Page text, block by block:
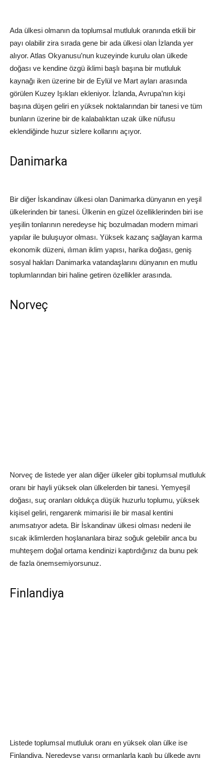
Ada ülkesi olmanın da toplumsal mutluluk oranında etkili bir
payı olabilir zira sırada gene bir ada ülkesi olan İzlanda yer
alıyor. Atlas Okyanusu’nun kuzeyinde kurulu olan ülkede
doğası ve kendine özgü iklimi başlı başına bir mutluluk
kaynağı iken üzerine bir de Eylül ve Mart ayları arasında
görülen Kuzey Işıkları ekleniyor. İzlanda, Avrupa’nın kişi
başına düşen geliri en yüksek noktalarından bir tanesi ve tüm
bunların üzerine bir de kalabalıktan uzak ülke nüfusu
eklendiğinde huzur sizlere kollarını açıyor.
Danimarka
Bir diğer İskandinav ülkesi olan Danimarka dünyanın en yeşil
ülkelerinden bir tanesi. Ülkenin en güzel özelliklerinden biri ise
yeşilin tonlarının neredeyse hiç bozulmadan modern mimari
yapılar ile buluşuyor olması. Yüksek kazanç sağlayan karma
ekonomik düzeni, ılıman iklim yapısı, harika doğası, geniş
sosyal hakları Danimarka vatandaşlarını dünyanın en mutlu
toplumlarından biri haline getiren özellikler arasında.
Norveç
Norveç de listede yer alan diğer ülkeler gibi toplumsal mutluluk
oranı bir hayli yüksek olan ülkelerden bir tanesi. Yemyeşil
doğası, suç oranları oldukça düşük huzurlu toplumu, yüksek
kişisel geliri, rengarenk mimarisi ile bir masal kentini
anımsatıyor adeta. Bir İskandinav ülkesi olması nedeni ile
sıcak iklimlerden hoşlananlara biraz soğuk gelebilir anca bu
muhteşem doğal ortama kendinizi kaptırdığınız da bunu pek
de fazla önemsemiyorsunuz.
Finlandiya
Listede toplumsal mutluluk oranı en yüksek olan ülke ise
Finlandiya. Neredeyse yarısı ormanlarla kaplı bu ülkede aynı